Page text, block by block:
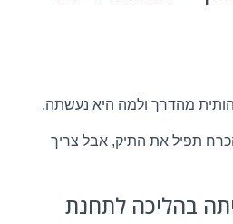
מהדרך ולמה היא נעשתה.
תפיל את התיק, אבל צריך
בהליכה לתחנת